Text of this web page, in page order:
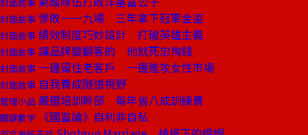
封面故事 慘敗一一九場 三年拿下冠軍金盃
封面故事 績效制度巧妙設計 打破英雄主義
封面故事 讓品牌變顧客的 他就死忠掏錢
封面故事 一邊留住老客戶 一邊進攻女性市場
封面故事 自我養成隧道視野
管理小品 嚴選培訓幹部 每年省八成訓練費
關鍵數字 《國富論》自利非自私